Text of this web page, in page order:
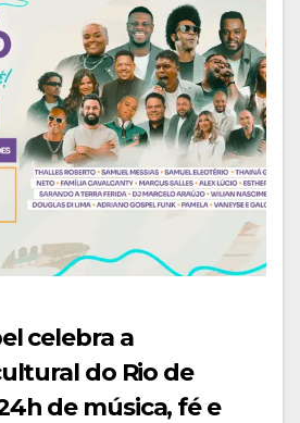
celebra a
do Rio de
de música, fé e